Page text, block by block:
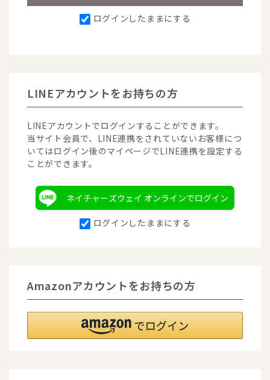
ログインしたままにする
LINEアカウントをお持ちの方
LINEアカウントでログインすることができます。
当サイト会員で、LINE連携をされていないお客様につ
いてはログイン後のマイページでLINE連携を設定する
ことができます。
ネイチャーズウェイ オンラインでログイン
ログインしたままにする
Amazonアカウントをお持ちの方